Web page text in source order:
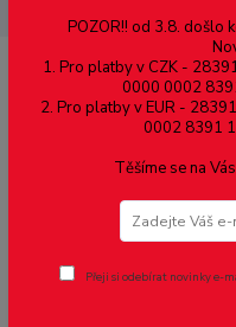
Z21 BOOSTER -
POZOR!! od 3.8. došlo
1. Pro platby v CZK -
0000 0002
2. Pro platby v EUR -
0002 8391
Těšíme se na
Přeji si odebírat novinky e-